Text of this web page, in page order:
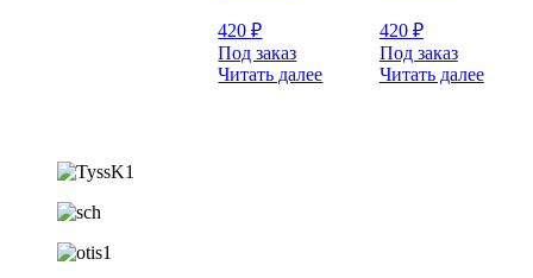
420₽
Под заказ
Читать далее
420 ₽
Под заказ
Читать далее